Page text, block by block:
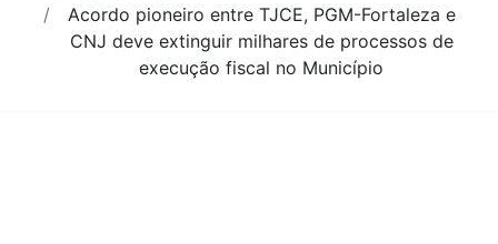
Acordo pioneiro entre TJCE, PGM-Fortaleza e
CNJ deve extinguir milhares de processos de
execução fiscal no Município